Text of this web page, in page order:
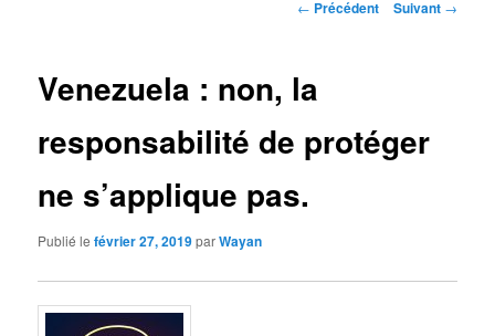
Navigation
← Précédent Suivant →
Venezuela : non, la
responsabilité de protéger
ne s’applique pas.
Publié lefévrier 27, 2019parWayan